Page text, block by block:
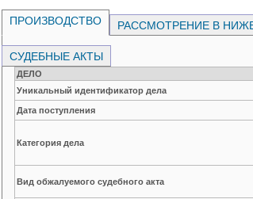
ПРОИЗВОДСТВО РАССМОТРЕНИЕ В
СУДЕБНЫЕ АКТЫ
ДЕЛО
Уникальный идентификатор дела
Дата поступления
Категория дела
Вид обжалуемого судебного акта